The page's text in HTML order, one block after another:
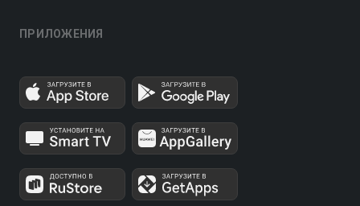
ПРИЛОЖЕНИЯ